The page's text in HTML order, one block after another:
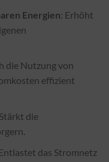
Energien: Erhöht
die Nutzung von
effizient
die
das Stromnetz